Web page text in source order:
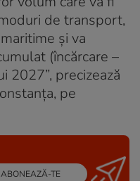
de transport,
și va
(încărcare –
2027”, precizează
pe
ABONEAZĂ-TE